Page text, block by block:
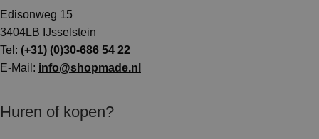
Edisonweg 15
3404LB IJsselstein
Tel: (+31) (0)30-686 54 22
E-Mail: info@shopmade.nl
Huren of kopen?